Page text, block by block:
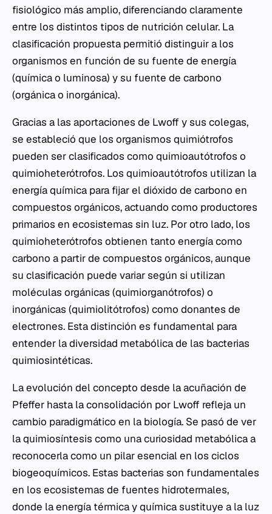
fisiológico más amplio, diferenciando claramente
entre los distintos tipos de nutrición celular. La
clasificación propuesta permitió distinguir a los
organismos en función de su fuente de energía
(química o luminosa) y su fuente de carbono
(orgánica o inorgánica).
Gracias a las aportaciones de Lwoff y sus colegas,
se estableció que los organismos quimiótrofos
pueden ser clasificados como quimioautótrofos o
quimioheterótrofos. Los quimioautótrofos utilizan la
energía química para fijar el dióxido de carbono en
compuestos orgánicos, actuando como productores
primarios en ecosistemas sin luz. Por otro lado, los
quimioheterótrofos obtienen tanto energía como
carbono a partir de compuestos orgánicos, aunque
su clasificación puede variar según si utilizan
moléculas orgánicas (quimiorganótrofos) o
inorgánicas (quimiolitótrofos) como donantes de
electrones. Esta distinción es fundamental para
entender la diversidad metabólica de las bacterias
quimiosintéticas.
La evolución del concepto desde la acuñación de
Pfeffer hasta la consolidación por Lwoff refleja un
cambio paradigmático en la biología. Se pasó de ver
la quimiosíntesis como una curiosidad metabólica a
reconocerla como un pilar esencial en los ciclos
biogeoquímicos. Estas bacterias son fundamentales
en los ecosistemas de fuentes hidrotermales,
donde la energía térmica y química sustituye a la luz